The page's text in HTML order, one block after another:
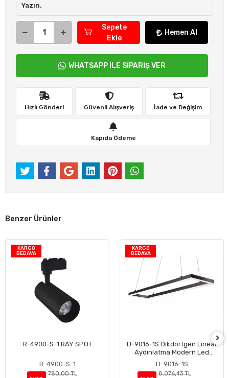
Yazın.
Sepete
Ekle
Hemen Al
WHATSAPP İLE SİPARİŞ VER
Hızlı Gönderi Güvenli Alışveriş İade ve Değişim
Kapıda Ödeme
Benzer Ürünler
KARGO
BEDAVA
R-4900-S-1 RAY SPOT
R-4900-S-1
780,00 TL
KARGO
BEDAVA
Sepete Ekle
D-9016-1S Dikdörtgen Linear
Aydınlatma Modern Led
Avize
D-9016-1S
8.076,43 TL